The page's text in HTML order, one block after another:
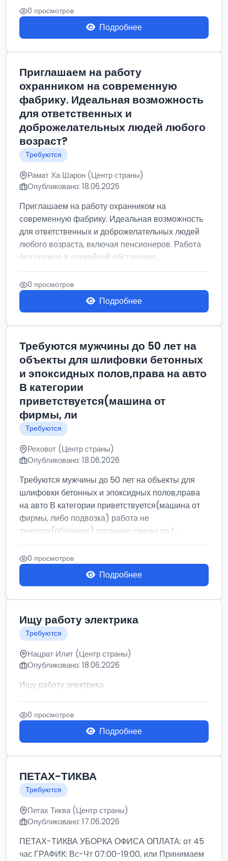
0 просмотров
Подробнее
Приглашаем на работу
охранником на современную
фабрику. Идеальная возможность
для ответственных и
доброжелательных людей любого
возраст?
Требуются
Рамат Ха Шарон (Центр страны)
Опубликовано: 18.06.2026
Приглашаем на работу охранником на
современную фабрику. Идеальная возможность
для ответственных и доброжелательных людей
любого возраста, включая пенсионеров. Работа
без оружия в спокойной обстановке....
0 просмотров
Подробнее
Требуются мужчины до 50 лет на
объекты для шлифовки бетонных
и эпоксидных полов,права на авто
В категории
приветствуется(машина от
фирмы, ли
Требуются
Реховот (Центр страны)
Опубликовано: 18.06.2026
Требуются мужчины до 50 лет на объекты для
шлифовки бетонных и эпоксидных полов,права
на авто В категории приветствуется(машина от
фирмы, либо подвозка) работа не
тяжелая(обучение) утренние смены по 1...
0 просмотров
Подробнее
Ищу работу электрика
Требуются
Нацрат Илит (Центр страны)
Опубликовано: 18.06.2026
Ищу работу электрика
0 просмотров
Подробнее
ПЕТАХ-ТИКВА
Требуются
Петах Тиква (Центр страны)
Опубликовано: 17.06.2026
ПЕТАХ-ТИКВА УБОРКА ОФИСА ОПЛАТА: от 45
час ГРАФИК: Вс-Чт 07:00-19:00, или Принимаем